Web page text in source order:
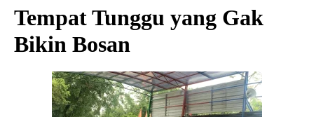
Tempat Tunggu yang Gak
Bikin Bosan